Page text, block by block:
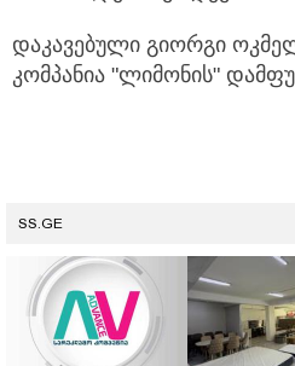
დაკავებული გიორგი
კომპანია "ლიმონის"
SS.GE